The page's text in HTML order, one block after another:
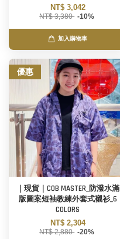
NT$ 3,042
NT$ 3,380 -10%
加入購物車
優惠
｜現貨｜COB MASTER_防潑水滿
版圖案短袖教練外套式襯衫_6
COLORS
NT$ 2,304
NT$ 2,880 -20%